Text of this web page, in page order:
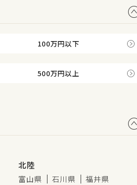
100万円以下
500万円以上
北陸
富山県 石川県 福井県